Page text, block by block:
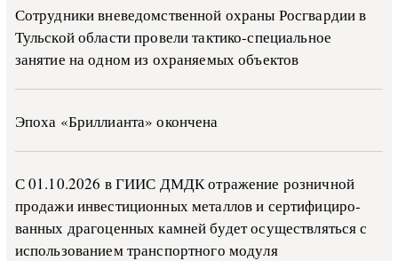
Сотрудники вневедомственной охраны Росгвардии в
Тульской области провели тактико-специальное
занятие на одном из охраняемых объектов
Эпоха «Бриллианта» окончена
С 01.10.2026 в ГИИС ДМДК от­ра­же­ние роз­ни­ч­ной
про­да­жи ин­ве­сти­ци­он­ных ме­тал­лов и сер­ти­фи­ци­ро­
ван­ных дра­го­цен­ных ка­м­ней бу­дет осу­ще­ств­лять­ся с
ис­поль­зо­ва­ни­ем тран­с­пор­т­но­го мо­ду­ля